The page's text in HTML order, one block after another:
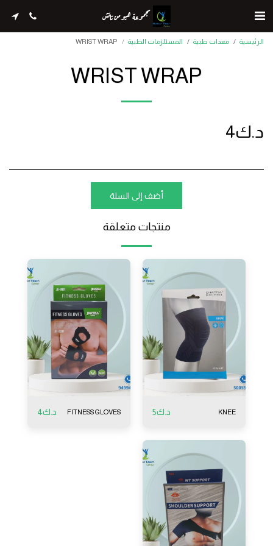
مجموعة هيومن تاتش
الرئيسية معدات طبية المستلزمات الطبية WRIST WRAP
WRIST WRAP
د.ك4
أضف إلى السلة
منتجات متعلقة
KNEE د.ك5
FITNESS GLOVES د.ك4